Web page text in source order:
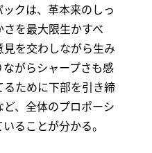
クは、革本来のしっ
を最大限生かすべ
を交わしながら生み
がらシャープさも感
ために下部を引き締
、全体のプロポーシ
ることが分かる。